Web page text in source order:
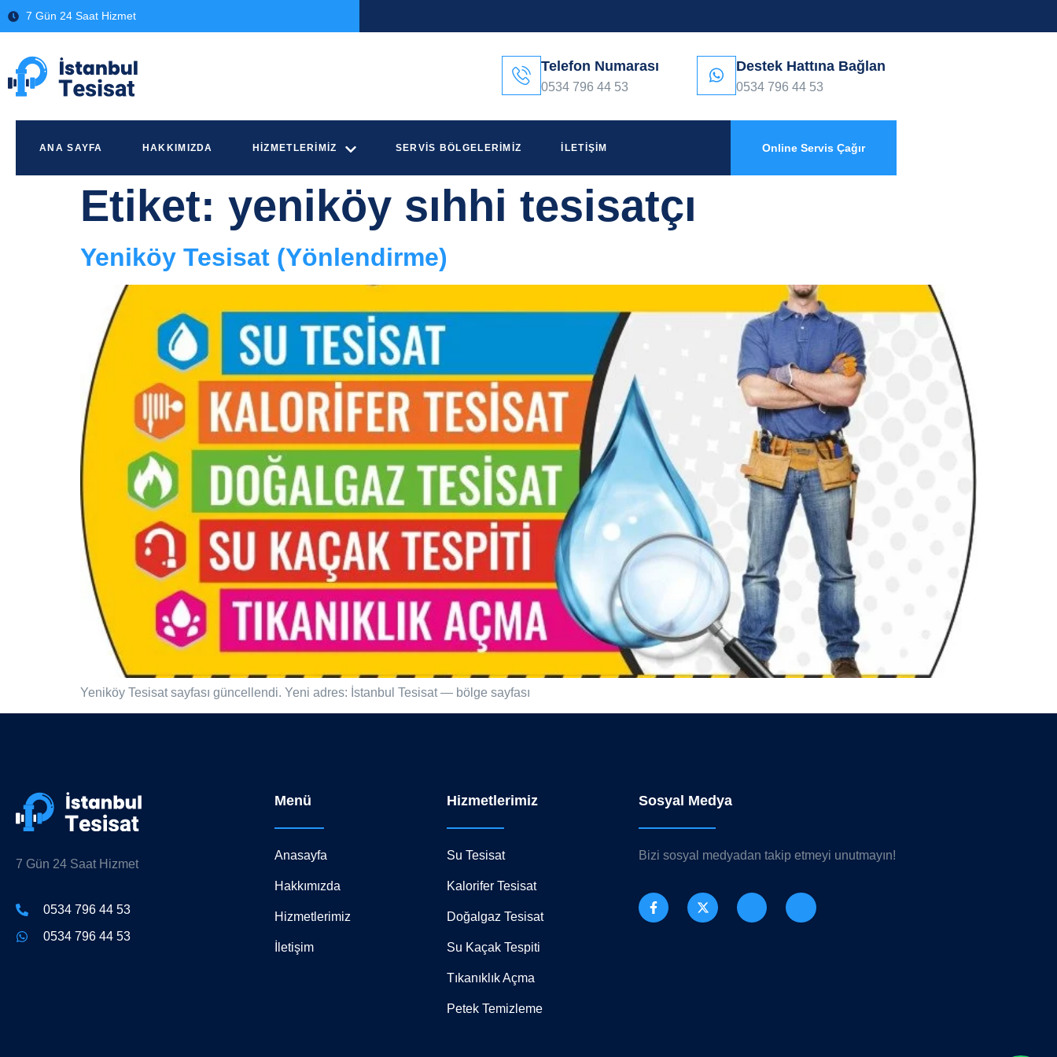
7 Gün 24 Saat Hizmet
Telefon Numarası
0534 796 44 53
Destek Hattına Bağlan
0534 796 44 53
ANA SAYFA HAKKIMIZDA HIZMETLERIMIZ SERVIS BÖLGELERIMIZ İLETIŞIM Online Servis Çağır
Etiket: yeniköy sıhhi tesisatçı
Yeniköy Tesisat (Yönlendirme)
Yeniköy Tesisat sayfası güncellendi. Yeni adres: İstanbul Tesisat — bölge sayfası
7 Gün 24 Saat Hizmet
0534 796 44 53
0534 796 44 53
Menü
Anasayfa
Hakkımızda
Hizmetlerimiz
İletişim
Hizmetlerimiz
Su Tesisat
Kalorifer Tesisat
Doğalgaz Tesisat
Su Kaçak Tespiti
Tıkanıklık Açma
Petek Temizleme
Sosyal Medya
Bizi sosyal medyadan takip etmeyi unutmayın!